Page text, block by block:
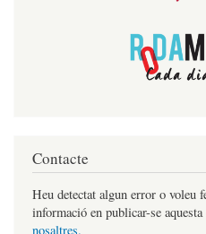
Contacte
Heu detectat algun error o voleu
informació en publicar-se aquesta
nosaltres.